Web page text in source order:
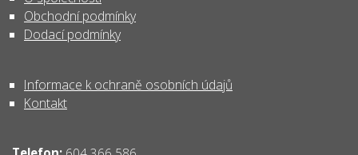
Obchodní podmínky
Dodací podmínky
Informace k ochraně osobních údajů
Kontakt